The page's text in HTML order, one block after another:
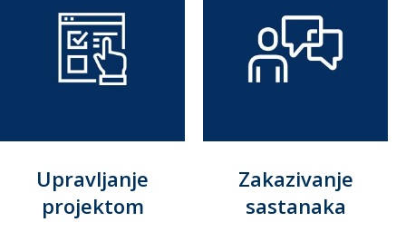
Upravljanje
projektom
Zakazivanje
sastanaka